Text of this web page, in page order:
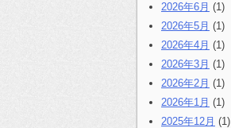
2026年6月 (1)
2026年5月 (1)
2026年4月 (1)
2026年3月 (1)
2026年2月 (1)
2026年1月 (1)
2025年12月 (1)